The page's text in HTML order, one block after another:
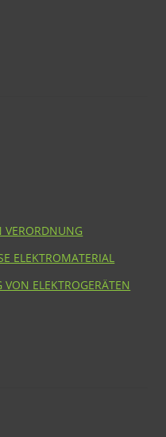
VERORDNUNG
ELEKTROMATERIAL
ELEKTROGERÄTEN